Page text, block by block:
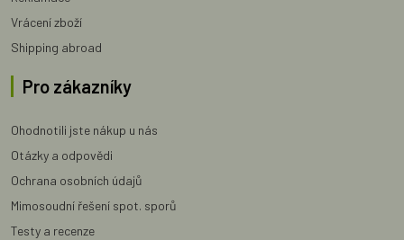
Vrácení zboží
Shipping abroad
Pro zákazníky
Ohodnotili jste nákup u nás
Otázky a odpovědi
Ochrana osobních údajů
Mimosoudní řešení spot. sporů
Testy a recenze